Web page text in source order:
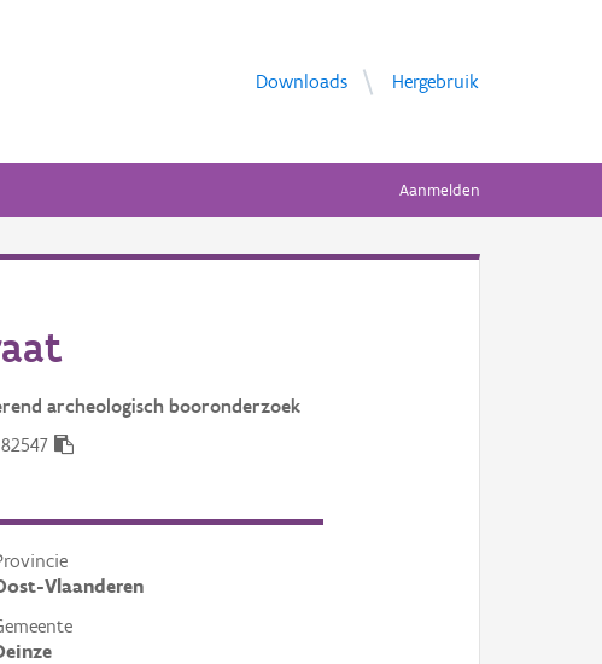
Downloads Hergebruik
Aanmelden
archeologisch booronderzoek
Vlaanderen